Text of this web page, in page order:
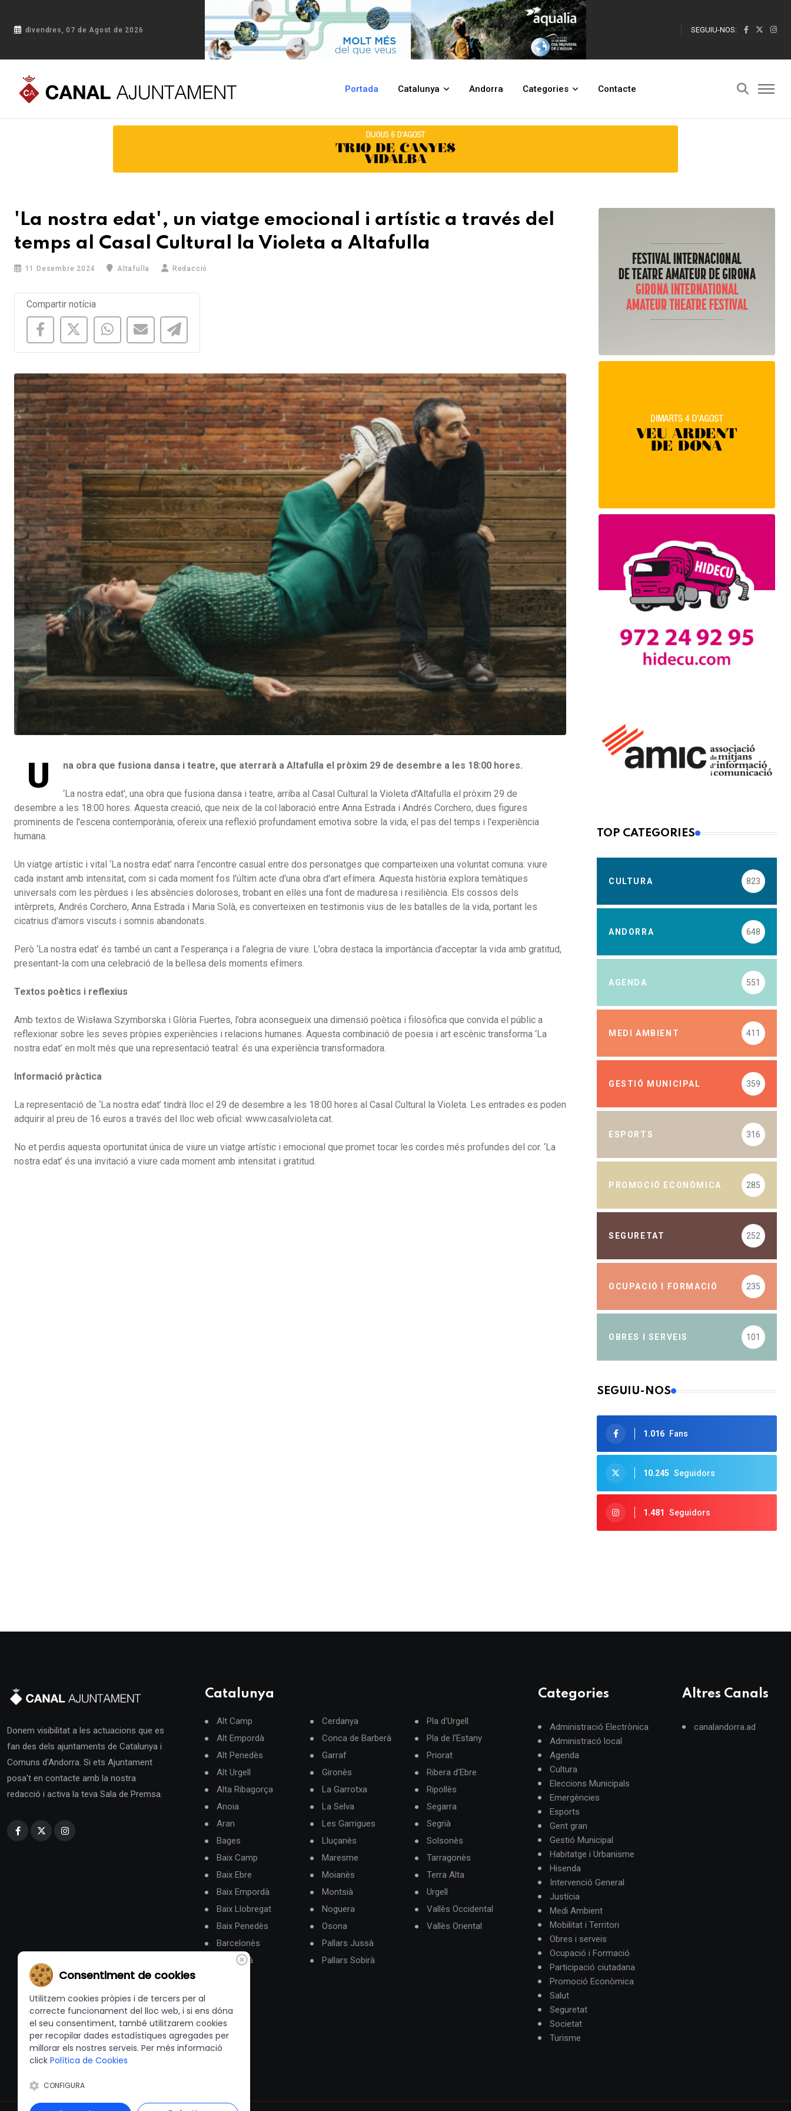
divendres, 07 de Agost de 2026 SEGUIU-NOS:
Portada Catalunya Andorra Categories Contacte
Portada Blog 'La nostra edat', un viatge emocional i artístic a través del temps al Casal Cultural la Violeta a Altafulla
'La nostra edat', un viatge emocional i artístic a través del
temps al Casal Cultural la Violeta a Altafulla
11 Desembre 2024 Altafulla Redacció
Compartir notícia
U na obra que fusiona dansa i teatre, que aterrarà a Altafulla el pròxim 29 de desembre a les 18:00 hores.
‘La nostra edat’, una obra que fusiona dansa i teatre, arriba al Casal Cultural la Violeta d'Altafulla el pròxim 29 de
desembre a les 18:00 hores. Aquesta creació, que neix de la col·laboració entre Anna Estrada i Andrés Corchero, dues figures
prominents de l'escena contemporània, ofereix una reflexió profundament emotiva sobre la vida, el pas del temps i l'experiència
humana.
Un viatge artístic i vital ‘La nostra edat’ narra l’encontre casual entre dos personatges que comparteixen una voluntat comuna: viure
cada instant amb intensitat, com si cada moment fos l'últim acte d'una obra d'art efímera. Aquesta història explora temàtiques
universals com les pèrdues i les absències doloroses, trobant en elles una font de maduresa i resiliència. Els cossos dels
intèrprets, Andrés Corchero, Anna Estrada i Maria Solà, es converteixen en testimonis vius de les batalles de la vida, portant les
cicatrius d'amors viscuts i somnis abandonats.
Però ‘La nostra edat’ és també un cant a l’esperança i a l’alegria de viure. L’obra destaca la importància d’acceptar la vida amb gratitud,
presentant-la com una celebració de la bellesa dels moments efímers.
Textos poètics i reflexius
Amb textos de Wisława Szymborska i Glòria Fuertes, l’obra aconsegueix una dimensió poètica i filosòfica que convida el públic a
reflexionar sobre les seves pròpies experiències i relacions humanes. Aquesta combinació de poesia i art escènic transforma ‘La
nostra edat’ en molt més que una representació teatral: és una experiència transformadora.
Informació pràctica
La representació de ‘La nostra edat’ tindrà lloc el 29 de desembre a les 18:00 hores al Casal Cultural la Violeta. Les entrades es poden
adquirir al preu de 16 euros a través del lloc web oficial: www.casalvioleta.cat.
No et perdis aquesta oportunitat única de viure un viatge artístic i emocional que promet tocar les cordes més profundes del cor. ‘La
nostra edat’ és una invitació a viure cada moment amb intensitat i gratitud.
TOP CATEGORIES
CULTURA 823
ANDORRA 648
AGENDA 551
MEDI AMBIENT 411
GESTIÓ MUNICIPAL 359
ESPORTS 316
PROMOCIÓ ECONÒMICA 285
SEGURETAT 252
OCUPACIÓ I FORMACIÓ 235
OBRES I SERVEIS 101
SEGUIU-NOS
1.016 Fans
10.245 Seguidors
1.481 Seguidors
Donem visibilitat a les actuacions que es
fan des dels ajuntaments de Catalunya i
Comuns d'Andorra. Si ets Ajuntament
posa't en contacte amb la nostra
redacció i activa la teva Sala de Premsa.
Catalunya
Alt Camp
Alt Empordà
Alt Penedès
Alt Urgell
Alta Ribagorça
Anoia
Aran
Bages
Baix Camp
Baix Ebre
Baix Empordà
Baix Llobregat
Baix Penedès
Barcelonès
Berguedà
Cerdanya
Conca de Barberà
Garraf
Gironès
La Garrotxa
La Selva
Les Garrigues
Lluçanès
Maresme
Moianès
Montsià
Noguera
Osona
Pallars Jussà
Pallars Sobirà
Pla d'Urgell
Pla de l'Estany
Priorat
Ribera d'Ebre
Ripollès
Segarra
Segrià
Solsonès
Tarragonès
Terra Alta
Urgell
Vallès Occidental
Vallès Oriental
Categories
Administració Electrònica
Administracó local
Agenda
Cultura
Eleccions Municipals
Emergències
Esports
Gent gran
Gestió Municipal
Habitatge i Urbanisme
Hisenda
Intervenció General
Justícia
Medi Ambient
Mobilitat i Territori
Obres i serveis
Ocupació i Formació
Participació ciutadana
Promoció Econòmica
Salut
Seguretat
Societat
Turisme
Altres Canals
canalandorra.ad
Consentiment de cookies
Utilitzem cookies pròpies i de tercers per al
correcte funcionament del lloc web, i si ens dóna
el seu consentiment, també utilitzarem cookies
per recopilar dades estadístiques agregades per
millorar els nostres serveis. Per més informació
click Política de Cookies
CONFIGURA